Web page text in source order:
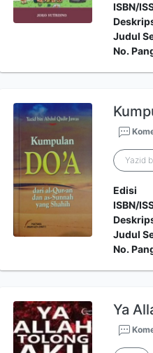
ISBN/
Judul
No.
Yazid
Edisi
ISBN/
Judul
No.
Ya